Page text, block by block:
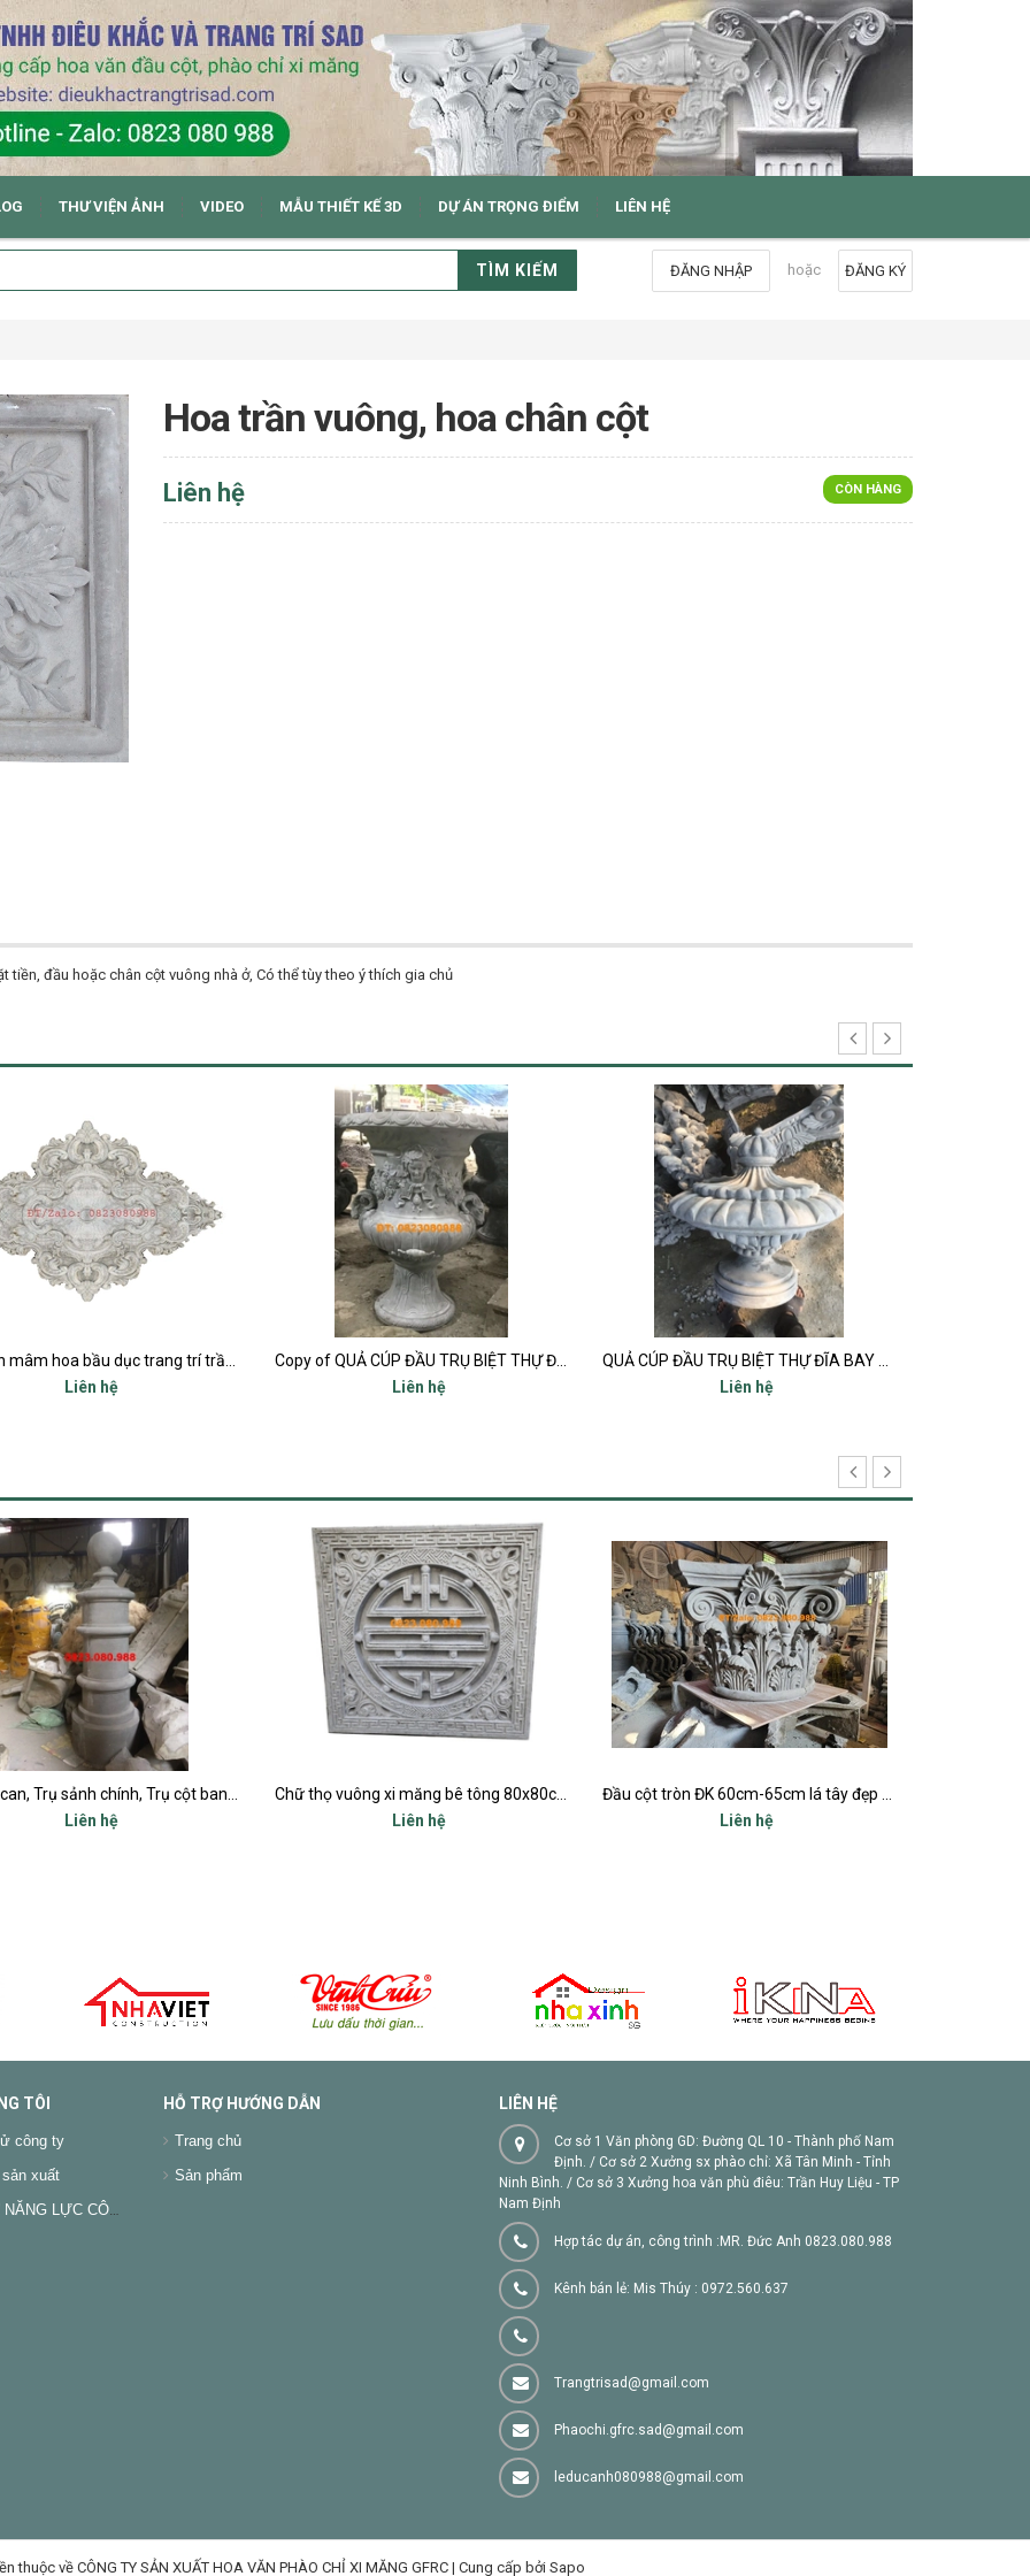
THƯ VIỆN ẢNH VIDEO MẪU THIẾT KẾ 3D DỰ ÁN TRỌNG ĐIỂM LIÊN HỆ
TÌM KIẾM ĐĂNG KÝ
hoặc
ĐĂNG NHẬP
Hoa trần vuông, hoa chân cột
CÒN HÀNG
Liên hệ
đầu hoặc chân cột vuông nhà ở, Có thể tùy theo ý thích gia chủ
Copy of QUẢ CÚP ĐẦU TRỤ BIỆT THỰ ĐĨA BAY UFO
Liên hệ
QUẢ CÚP ĐẦU TRỤ BIỆT THỰ ĐĨA BAY UFO
Liên hệ
Quả bóng đầu trụ
Liên hệ
Chữ thọ vuông xi măng bê tông 80x80cm
Đầu cột tròn ĐK 60cm-65cm lá tây đẹp nhất
Đầu cột tròn ĐK 55cm lá tây đẹp nhất
TÔI
công ty
xuất
LỰC CÔNG TY
HỖ TRỢ HƯỚNG DẪN
Trang chủ
Sản phẩm
LIÊN HỆ
Cơ sở 1 Văn phòng GD: Đường QL 10 - Thành phố Nam
Định. / Cơ sở 2 Xưởng sx phào chỉ: Xã Tân Minh - Tỉnh
Ninh Bình. / Cơ sở 3 Xưởng hoa văn phù điêu: Trần Huy Liệu - TP
Nam Định
Hợp tác dự án, công trình :MR. Đức Anh 0823.080.988
Kênh bán lẻ: Mis Thúy : 0972.560.637
Trangtrisad@gmail.com
Phaochi.gfrc.sad@gmail.com
leducanh080988@gmail.com
thuộc về CÔNG TY SẢN XUẤT HOA VĂN PHÀO CHỈ XI MĂNG GFRC | Cung cấp bởi Sapo